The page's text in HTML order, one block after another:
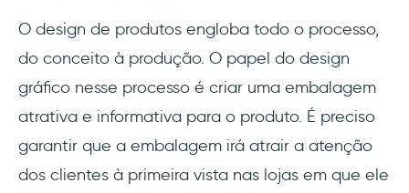
O design de produtos engloba todo o processo,
do conceito à produção. O papel do design
gráfico nesse processo é criar uma embalagem
atrativa e informativa para o produto. É preciso
garantir que a embalagem irá atrair a atenção
dos clientes à primeira vista nas lojas em que ele